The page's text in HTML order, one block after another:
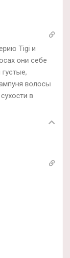
Tigi и
они себе
волосы
в